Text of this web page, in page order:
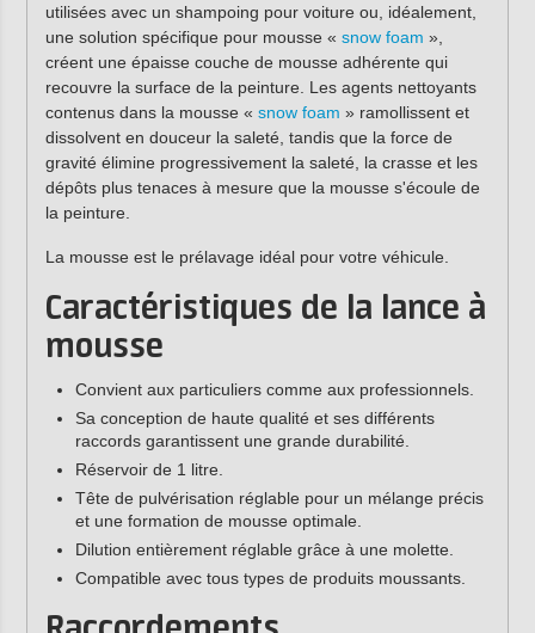
utilisées avec un shampoing pour voiture ou, idéalement,
une solution spécifique pour mousse « snow foam »,
créent une épaisse couche de mousse adhérente qui
recouvre la surface de la peinture. Les agents nettoyants
contenus dans la mousse « snow foam » ramollissent et
dissolvent en douceur la saleté, tandis que la force de
gravité élimine progressivement la saleté, la crasse et les
dépôts plus tenaces à mesure que la mousse s'écoule de
la peinture.
La mousse est le prélavage idéal pour votre véhicule.
Caractéristiques de la lance à
mousse
Convient aux particuliers comme aux professionnels.
Sa conception de haute qualité et ses différents
raccords garantissent une grande durabilité.
Réservoir de 1 litre.
Tête de pulvérisation réglable pour un mélange précis
et une formation de mousse optimale.
Dilution entièrement réglable grâce à une molette.
Compatible avec tous types de produits moussants.